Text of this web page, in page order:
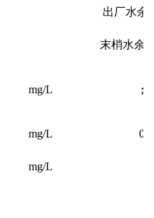
出厂水余
末梢水余
mg/L
mg/L
mg/L